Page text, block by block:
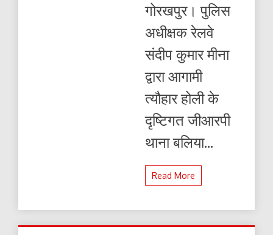
गोरखपुर। पुलिस
अधीक्षक रेलवे
संदीप कुमार मीना
द्वारा आगामी
त्यौहार होली के
दृष्टिगत जीआरपी
थाना बलिया...
Read More